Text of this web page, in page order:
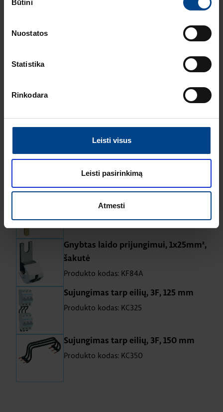
pasirinkimas
Būtini
Nuostatos
Statistika
Rinkodara
Leisti visus
Leisti pasirinkimą
Atmesti
Srovėlaidžio galo uždengimas, 4
Izoliuotas srovėlaidis, 1 polis, 12
Produkto kodas: KB163A
Produkto kodas: KZ023A
Gnybtas laido prijungimui, 1x25mm²,
šakutė
Produkto kodas: KF84A
Sujungimas tarp eilių, 3F, 125 mm
Produkto kodas: KC325
Sujungimas tarp eilių, 3F, 150 mm
Produkto kodas: KC350